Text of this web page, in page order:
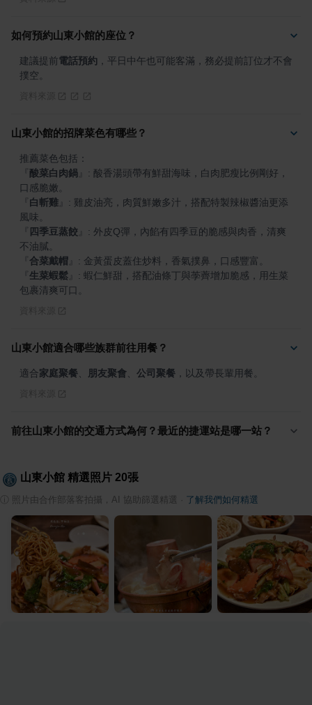
如何預約山東小館的座位？
建議提前電話預約 ，平日中午也可能客滿，務必提前訂位才不會
撲空。
山東小館的招牌菜色有哪些？
酸菜白肉鍋
: 酸香湯頭帶有鮮甜海味，白肉肥瘦比例剛好，
白斬雞
: 雞皮油亮，肉質鮮嫩多汁，搭配特製辣椒醬油更添
四季豆蒸餃
: 外皮Q彈，內餡有四季豆的脆感與肉香，清爽
合菜戴帽
生菜蝦鬆
: 蝦仁鮮甜，搭配油條丁與荸薺增加脆感，用生菜
包裹清爽可口。
山東小館適合哪些族群前往用餐？
適合家庭聚餐 朋友聚會 公司聚餐 ，以及帶長輩用餐。
前往山東小館的交通方式為何？最近的捷運站是哪一站？
山東小館 精選照片 20張
照片由合作部落客拍攝，AI 協助篩選精選 了解我們如何精選